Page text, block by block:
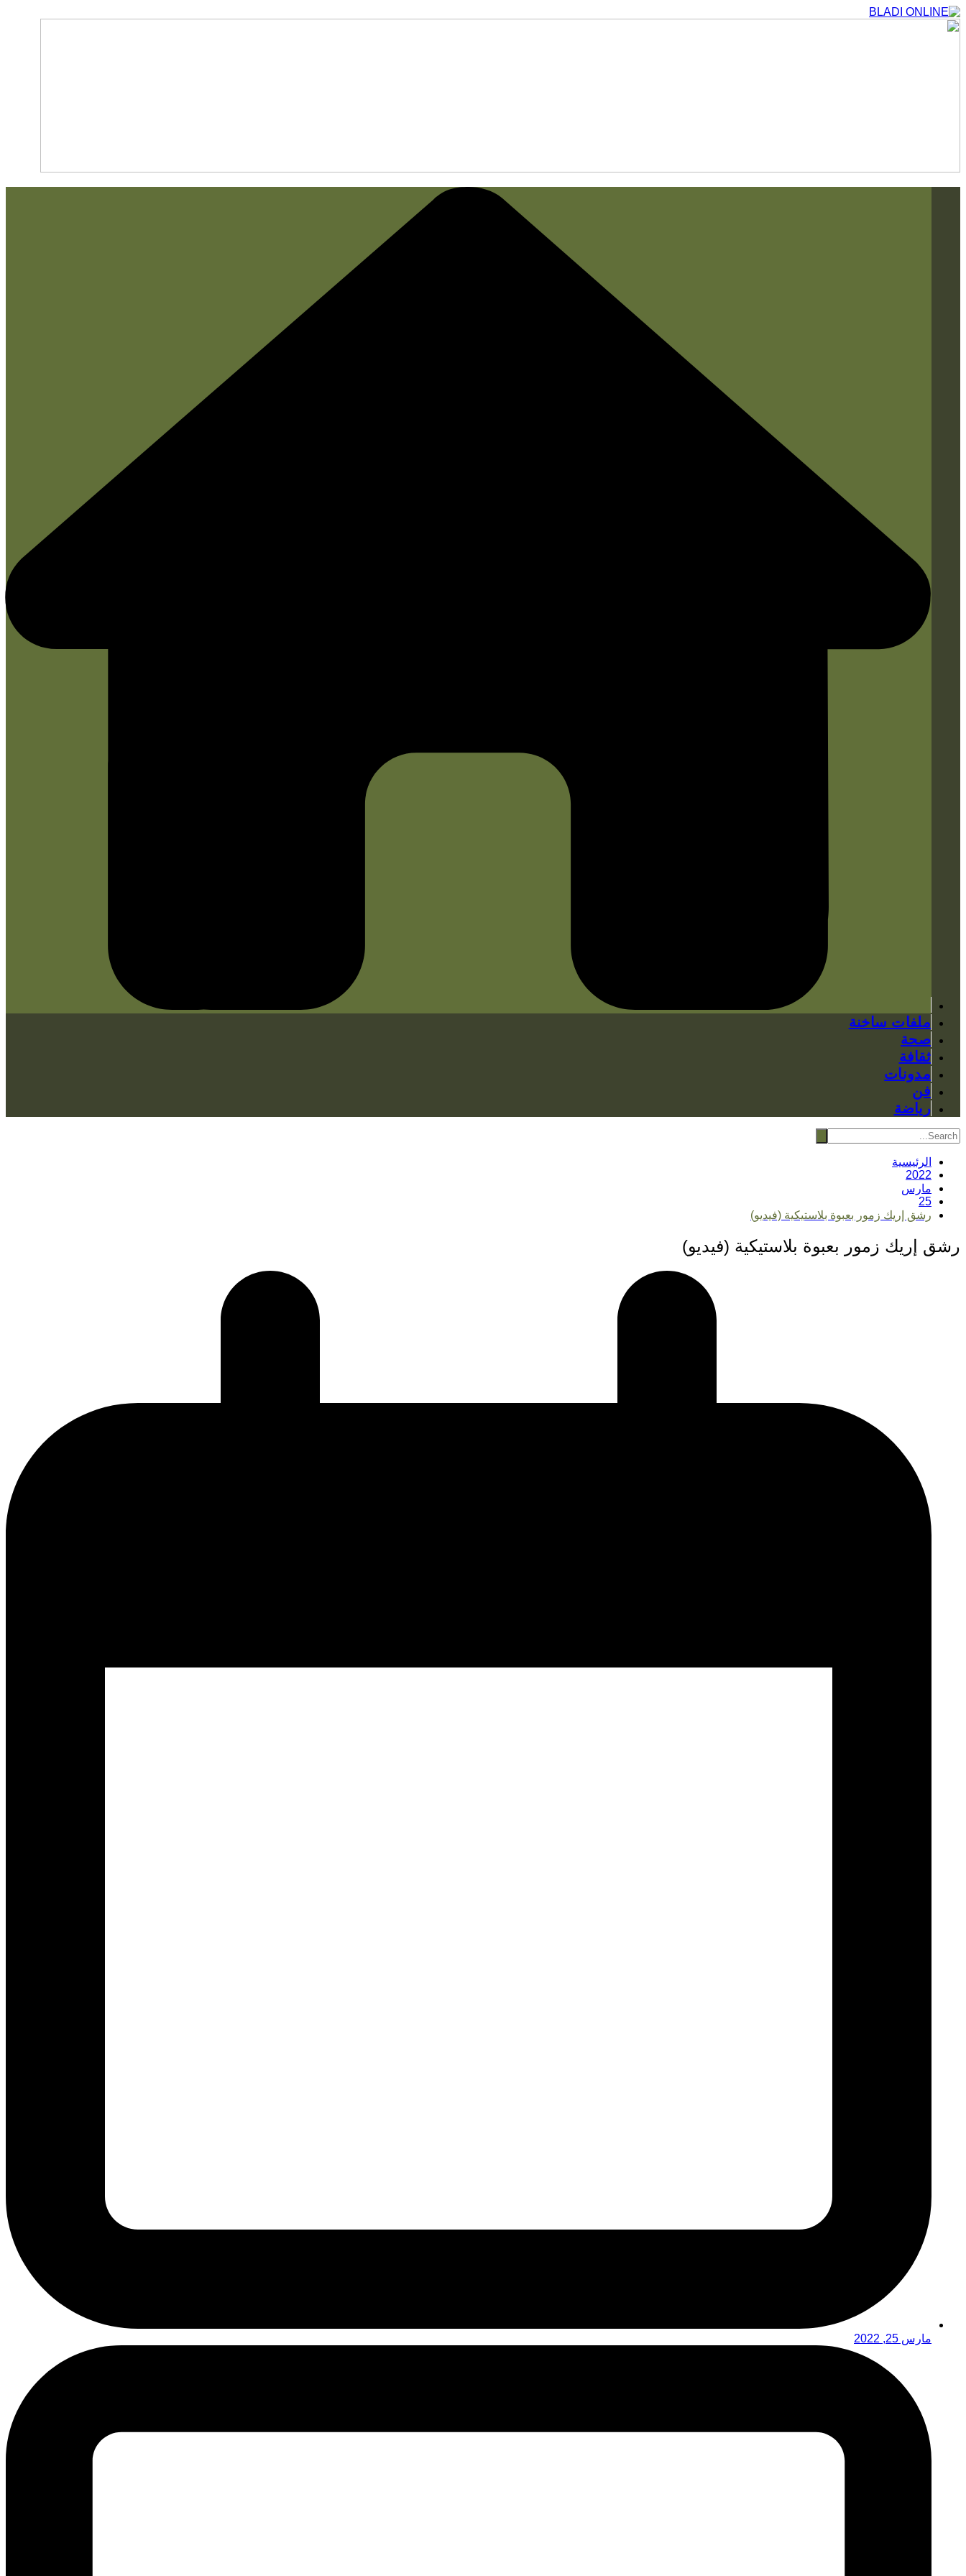
التجاوز
إلى
ملفات ساخنة
صحة
ثقافة
مدونات
فن
رياضة
الرئيسية
2022
مارس
25
رشق إريك زمور بعبوة بلاستيكية (فيديو)
رشق إريك زمور بعبوة بلاستيكية (فيديو)
مارس 25, 2022